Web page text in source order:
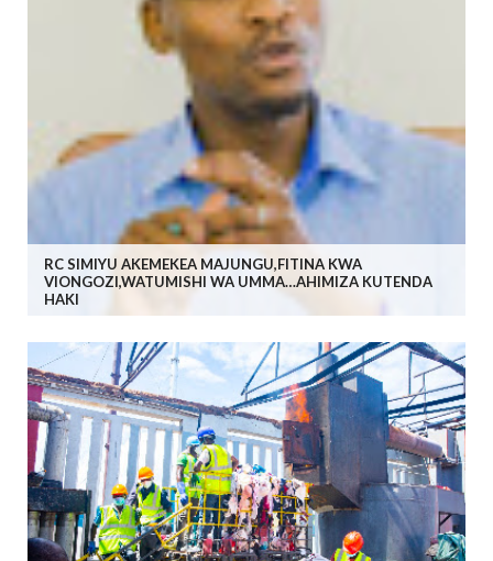
RC SIMIYU AKEMEKEA MAJUNGU,FITINA KWA
VIONGOZI,WATUMISHI WA UMMA…AHIMIZA KUTENDA
HAKI